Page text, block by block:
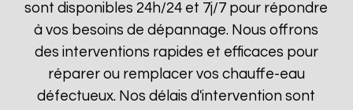
sont disponibles 24h/24 et 7j/7 pour répondre
à vos besoins de dépannage. Nous offrons
des interventions rapides et efficaces pour
réparer ou remplacer vos chauffe-eau
défectueux. Nos délais d'intervention sont